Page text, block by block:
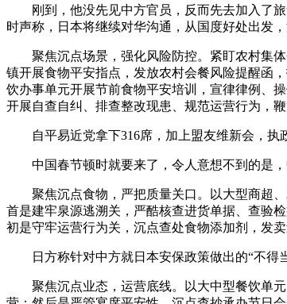
刚到，他没先见中方官员，反而先去加入了旅
时声称，日本将继续对华沟通，从国度好处出发
聚焦沉点场景，强化风险防控。紧盯农村集体
镇开展食物平安指点，发放农村会餐风险提醒函
饮办事单元开展节前食物平安培训，宣律律例、
开展自查自纠、排查整改现患、规范运营行为，
自平易近党拿下316席，加上盟友维新会，执
中国春节顿时就要来了，令人意想不到的是，
聚焦沉点食物，严把质量关口。以大型商超、
首是建牢泉源逃溯关，严酷核查进货单据、查验
初是守牢运营行为关，沉点查处食物添加剂，发
日方称针对中方就日本安保政策做出的“不得当
聚焦沉点业态，运营底线。以大中型餐饮单元